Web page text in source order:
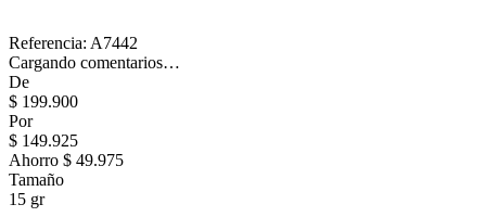
Referencia: A7442
Cargando comentarios…
De
$ 199.900
Por
$ 149.925
Ahorro $ 49.975
Tamaño
15 gr